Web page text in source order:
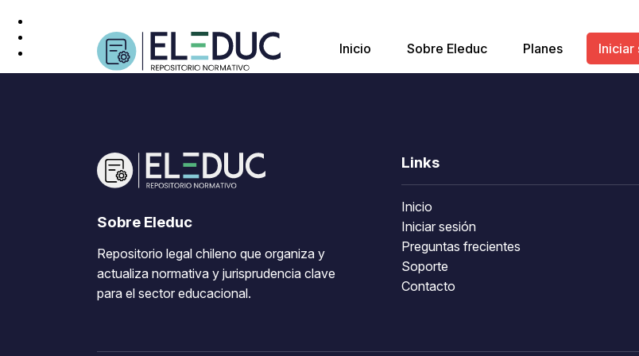
Inicio Sobre Eleduc Planes Iniciar
Sobre Eleduc
Repositorio legal chileno que organiza y
actualiza normativa y jurisprudencia clave
para el sector educacional.
Links
Inicio
Iniciar sesión
Preguntas frecientes
Soporte
Contacto